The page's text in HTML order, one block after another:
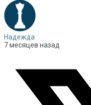
Надежда
7 месяцев назад